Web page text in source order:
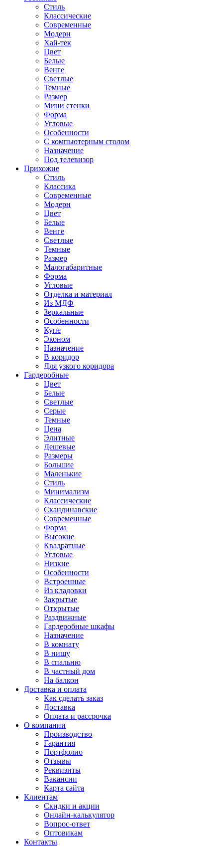
Стиль
Классические
Современные
Модерн
Хай-тек
Цвет
Белые
Венге
Светлые
Темные
Размер
Мини стенки
Форма
Угловые
Особенности
С компьютерным столом
Назначение
Под телевизор
Прихожие
Стиль
Классика
Современные
Модерн
Цвет
Белые
Венге
Светлые
Темные
Размер
Малогабаритные
Форма
Угловые
Отделка и материал
Из МДФ
Зеркальные
Особенности
Купе
Эконом
Назначение
В коридор
Для узкого коридора
Гардеробные
Цвет
Белые
Светлые
Серые
Темные
Цена
Элитные
Дешевые
Размеры
Большие
Маленькие
Стиль
Минимализм
Классические
Скандинавские
Современные
Форма
Высокие
Квадратные
Угловые
Низкие
Особенности
Встроенные
Из кладовки
Закрытые
Открытые
Раздвижные
Гардеробные шкафы
Назначение
В комнату
В нишу
В спальню
В частный дом
На балкон
Доставка и оплата
Как сделать заказ
Доставка
Оплата и рассрочка
О компании
Производство
Гарантия
Портфолио
Отзывы
Реквизиты
Вакансии
Карта сайта
Клиентам
Скидки и акции
Онлайн-калькулятор
Вопрос-ответ
Оптовикам
Контакты